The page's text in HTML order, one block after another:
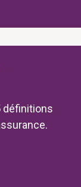
définitions